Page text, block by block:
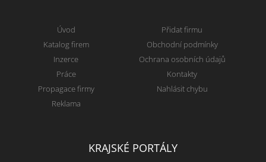
Úvod
Katalog firem
Inzerce
Práce
Propagace firmy
Reklama
Přidat firmu
Obchodní podmínky
Ochrana osobních údajů
Kontakty
Nahlásit chybu
KRAJSKÉ PORTÁLY